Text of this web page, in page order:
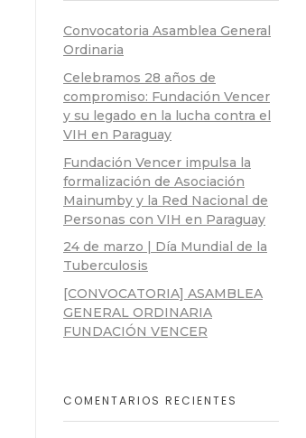
Convocatoria Asamblea General
Ordinaria
Celebramos 28 años de
compromiso: Fundación Vencer
y su legado en la lucha contra el
VIH en Paraguay
Fundación Vencer impulsa la
formalización de Asociación
Mainumby y la Red Nacional de
Personas con VIH en Paraguay
24 de marzo | Día Mundial de la
Tuberculosis
[CONVOCATORIA] ASAMBLEA
GENERAL ORDINARIA
FUNDACIÓN VENCER
COMENTARIOS RECIENTES